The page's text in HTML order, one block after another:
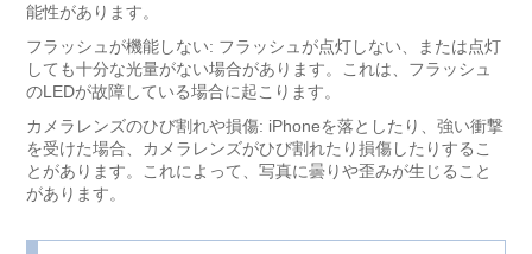
能性があります。
フラッシュが機能しない: フラッシュが点灯しない、または点灯
しても十分な光量がない場合があります。これは、フラッシュ
のLEDが故障している場合に起こります。
カメラレンズのひび割れや損傷: iPhoneを落としたり、強い衝撃
を受けた場合、カメラレンズがひび割れたり損傷したりするこ
とがあります。これによって、写真に曇りや歪みが生じること
があります。